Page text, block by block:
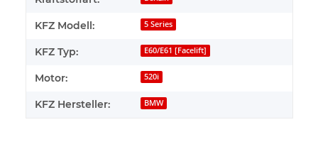
KFZ Modell: 5 Series
KFZ Typ: E60/E61 [Facelift]
Motor: 520i
KFZ Hersteller: BMW